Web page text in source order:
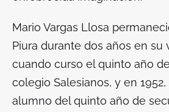
Mario Vargas Llosa
Piura durante dos años en su
cuando curso el quinto año
colegio Salesianos, y en
alumno del quinto año de